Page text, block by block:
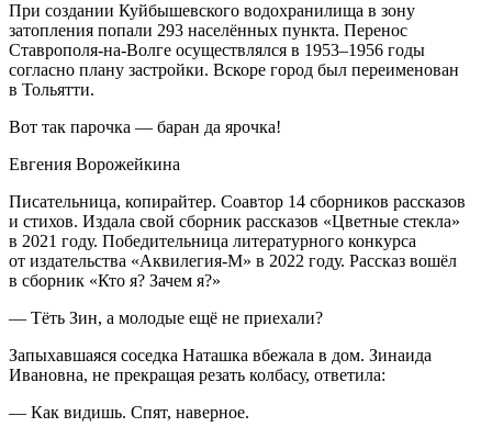
При создании Куйбышевского водохранилища в зону
затопления попали 293 населённых пункта. Перенос
Ставрополя-на-Волге осуществлялся в 1953–1956 годы
согласно плану застройки. Вскоре город был переименован
в Тольятти.
Вот так парочка — баран да ярочка!
Евгения Ворожейкина
Писательница, копирайтер. Соавтор 14 сборников рассказов
и стихов. Издала свой сборник рассказов «Цветные стекла»
в 2021 году. Победительница литературного конкурса
от издательства «Аквилегия-М» в 2022 году. Рассказ вошёл
в сборник «Кто я? Зачем я?»
— Тёть Зин, а молодые ещё не приехали?
Запыхавшаяся соседка Наташка вбежала в дом. Зинаида
Ивановна, не прекращая резать колбасу, ответила:
— Как видишь. Спят, наверное.